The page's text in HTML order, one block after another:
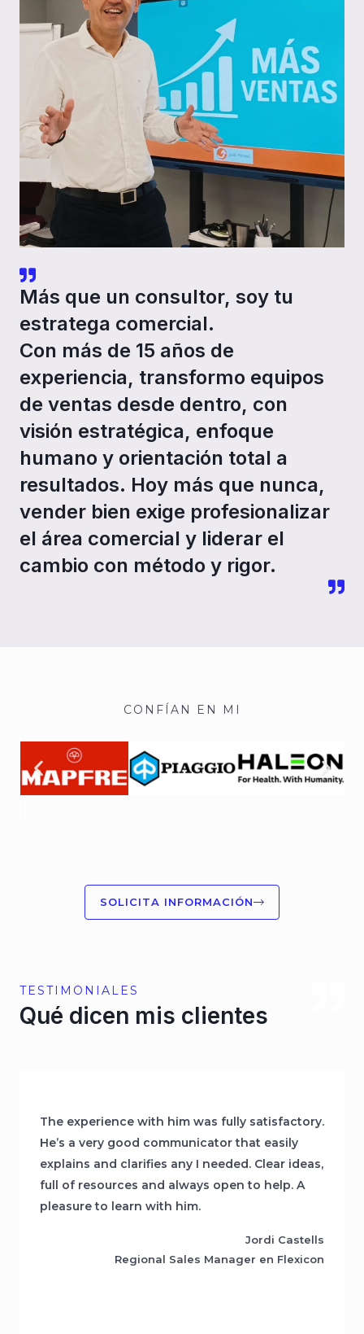
Más que un consultor, soy tu
estratega comercial.
Con más de 15 años de
experiencia, transformo equipos
de ventas desde dentro, con
visión estratégica, enfoque
humano y orientación total a
resultados. Hoy más que nunca,
vender bien exige profesionalizar
el área comercial y liderar el
cambio con método y rigor.
CONFÍAN EN MI
SOLICITA INFORMACIÓN
TESTIMONIALES
Qué dicen mis clientes
The experience with him was fully satisfactory.
He’s a very good communicator that easily
explains and clarifies any I needed. Clear ideas,
full of resources and always open to help. A
pleasure to learn with him.
Jordi Castells
Regional Sales Manager en Flexicon